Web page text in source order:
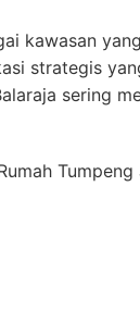
kawasan
strategis
sering